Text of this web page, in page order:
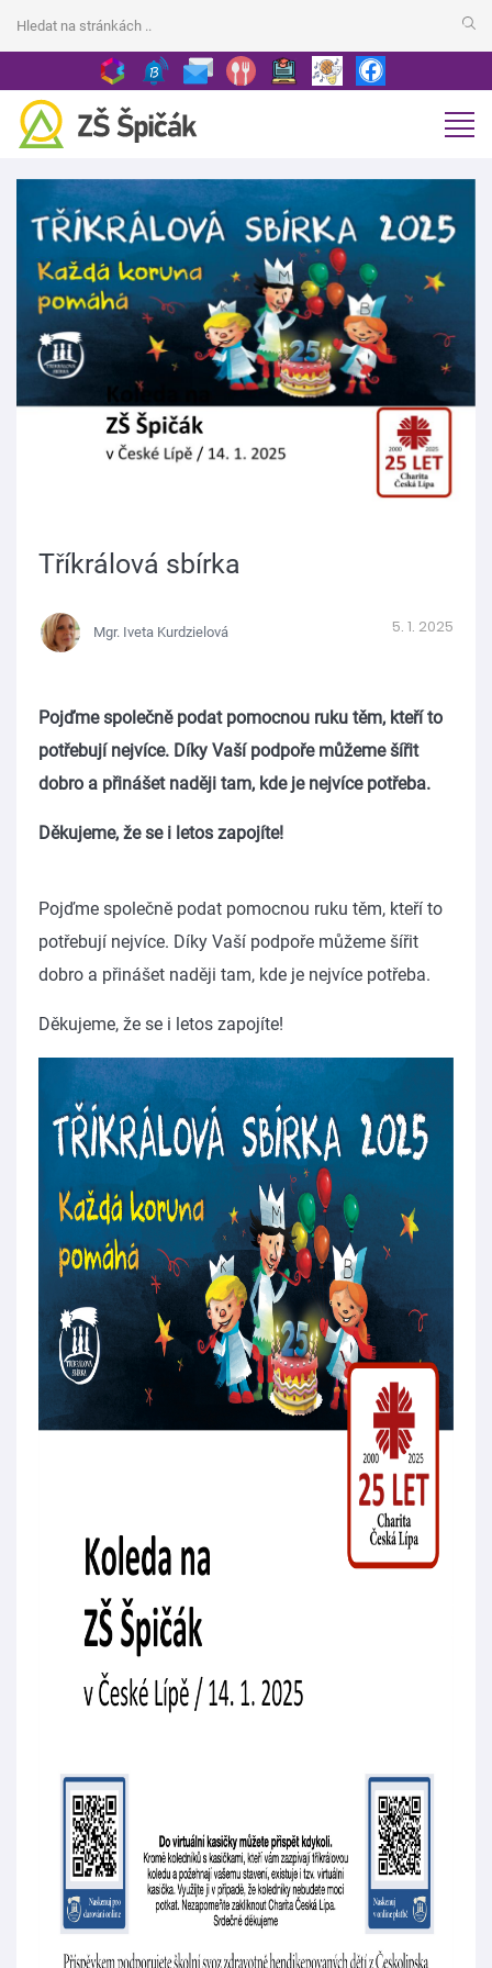
Tříkrálová sbírka
Mgr. Iveta Kurdzielová 5. 1. 2025
Pojďme společně podat pomocnou ruku těm, kteří to
potřebují nejvíce. Díky Vaší podpoře můžeme šířit
dobro a přinášet naději tam, kde je nejvíce potřeba.
Děkujeme, že se i letos zapojíte!
Pojďme společně podat pomocnou ruku těm, kteří to
potřebují nejvíce. Díky Vaší podpoře můžeme šířit
dobro a přinášet naději tam, kde je nejvíce potřeba.
Děkujeme, že se i letos zapojíte!